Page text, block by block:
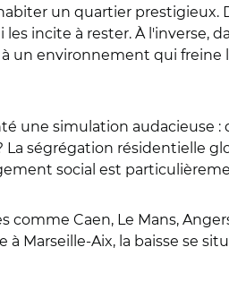
un quartier prestigieux.
les incite à rester. À l'inverse,
un environnement qui freine
une simulation audacieuse
La ségrégation résidentielle
social est
comme Caen, Le Mans,
à Marseille-Aix, la baisse se